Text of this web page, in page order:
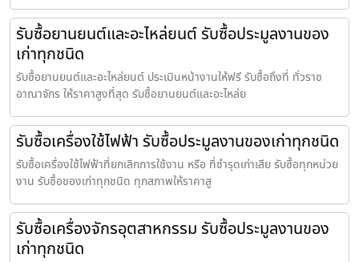
รับซื้อยานยนต์และอะไหล่ยนต์ รับซื้อประมูลงานของ
เก่าทุกชนิด
รับซื้อยานยนต์และอะไหล่ยนต์ ประเมินหน้างานให้ฟรี รับซื้อถึงที่ ทั่วราช
อาณาจักร ให้ราคาสูงที่สุด รับซื้อยานยนต์และอะไหล่ย
รับซื้อเครื่องใช้ไฟฟ้า รับซื้อประมูลงานของเก่าทุกชนิด
รับซื้อเครื่องใช้ไฟฟ้าที่ยกเลิกการใช้งาน หรือ ที่ชำรุดเก่าเสีย รับซื้อทุกหน่วย
งาน รับซื้อของเก่าทุกชนิด ทุกสภาพให้ราคาสู
รับซื้อเครื่องจักรอุตสาหกรรม รับซื้อประมูลงานของ
เก่าทุกชนิด